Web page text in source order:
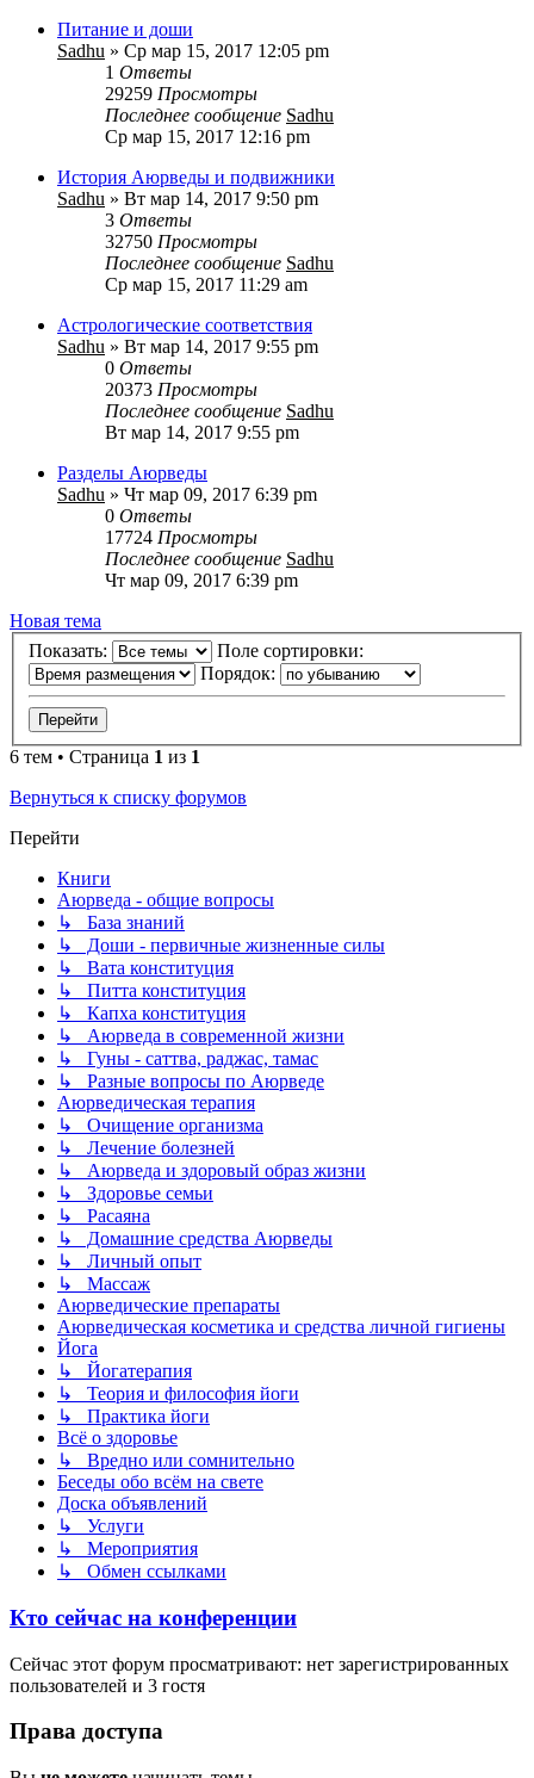
Питание и доши
Sadhu » Ср мар 15, 2017 12:05 pm
1 Ответы
29259 Просмотры
Последнее сообщение Sadhu
Ср мар 15, 2017 12:16 pm
История Аюрведы и подвижники
Sadhu » Вт мар 14, 2017 9:50 pm
3 Ответы
32750 Просмотры
Последнее сообщение Sadhu
Ср мар 15, 2017 11:29 am
Астрологические соответствия
Sadhu » Вт мар 14, 2017 9:55 pm
0 Ответы
20373 Просмотры
Последнее сообщение Sadhu
Вт мар 14, 2017 9:55 pm
Разделы Аюрведы
Sadhu » Чт мар 09, 2017 6:39 pm
0 Ответы
17724 Просмотры
Последнее сообщение Sadhu
Чт мар 09, 2017 6:39 pm
Новая тема
Показать:
Поле сортировки:
Порядок:
6 тем • Страница 1 из 1
Вернуться к списку форумов
Перейти
Книги
Аюрведа - общие вопросы
↳ База знаний
↳ Доши - первичные жизненные силы
↳ Вата конституция
↳ Питта конституция
↳ Капха конституция
↳ Аюрведа в современной жизни
↳ Гуны - саттва, раджас, тамас
↳ Разные вопросы по Аюрведе
Аюрведическая терапия
↳ Очищение организма
↳ Лечение болезней
↳ Аюрведа и здоровый образ жизни
↳ Здоровье семьи
↳ Расаяна
↳ Домашние средства Аюрведы
↳ Личный опыт
↳ Массаж
Аюрведические препараты
Аюрведическая косметика и средства личной гигиены
Йога
↳ Йогатерапия
↳ Теория и философия йоги
↳ Практика йоги
Всё о здоровье
↳ Вредно или сомнительно
Беседы обо всём на свете
Доска объявлений
↳ Услуги
↳ Мероприятия
↳ Обмен ссылками
Кто сейчас на конференции
Сейчас этот форум просматривают: нет зарегистрированных
пользователей и 3 гостя
Права доступа